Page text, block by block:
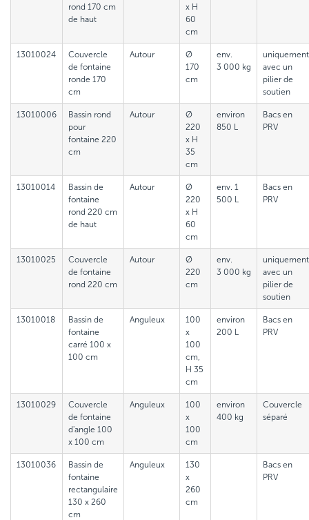
rond 170 cm
de haut
x H
60
cm
13010024
Couvercle
de fontaine
ronde 170
cm
Autour
Ø
170
cm
env.
3 000 kg
uniquement
avec un
pilier de
soutien
13010006
Bassin rond
pour
fontaine 220
cm
Autour
Ø
220
x H
35
cm
environ
850 L
Bacs en
PRV
13010014
Bassin de
fontaine
rond 220 cm
de haut
Autour
Ø
220
x H
60
cm
env. 1
500 L
Bacs en
PRV
13010025
Couvercle
de fontaine
rond 220 cm
Autour
Ø
220
cm
env.
3 000 kg
uniquement
avec un
pilier de
soutien
13010018
Bassin de
fontaine
carré 100 x
100 cm
Anguleux
100
x
100
cm,
H 35
cm
environ
200 L
Bacs en
PRV
13010029
Couvercle
de fontaine
d'angle 100
x 100 cm
Anguleux
100
x
100
cm
environ
400 kg
Couvercle
séparé
13010036
Bassin de
fontaine
rectangulaire
130 x 260
cm
Anguleux
130
x
260
cm
Bacs en
PRV